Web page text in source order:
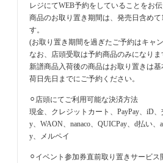
レジにてWEB予約をしていることをお伝
商品のお取り置き期間は、発売日含めて
す。
(お取り置き期間を過ぎたご予約はキャ
なお、店頭受取は予約商品のみになりま
新譜商品入荷後の商品はお取り置きは基
荷日先日までにご予約ください。
⚪︎店頭にてご利用可能な決済方法
現金、クレジットカート、PayPay、iD
y、WAON、nanaco、QUICPay、d払い、
y、メルペイ
⚪︎イベント参加券直前取り置きサービス